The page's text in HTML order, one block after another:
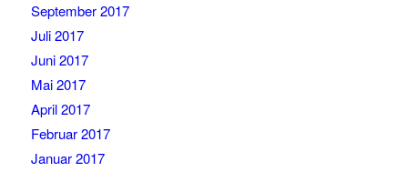
September 2017
Juli 2017
Juni 2017
Mai 2017
April 2017
Februar 2017
Januar 2017